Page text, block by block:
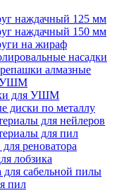
наждачный 125 мм
наждачный 150 мм
на жираф
насадки
алмазные
УШМ
для УШМ
диски по металлу
для нейлеров
для пил
реноватора
лобзика
для сабельной пилы
пил